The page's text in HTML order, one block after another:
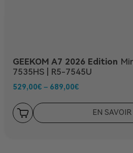
GEEKOM A7 2026 Edition
7535HS | R5-7545U
529,00€ – 689,00€
EN